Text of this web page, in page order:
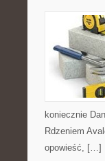
koniecznie
Rdzeniem
opowieść, […]